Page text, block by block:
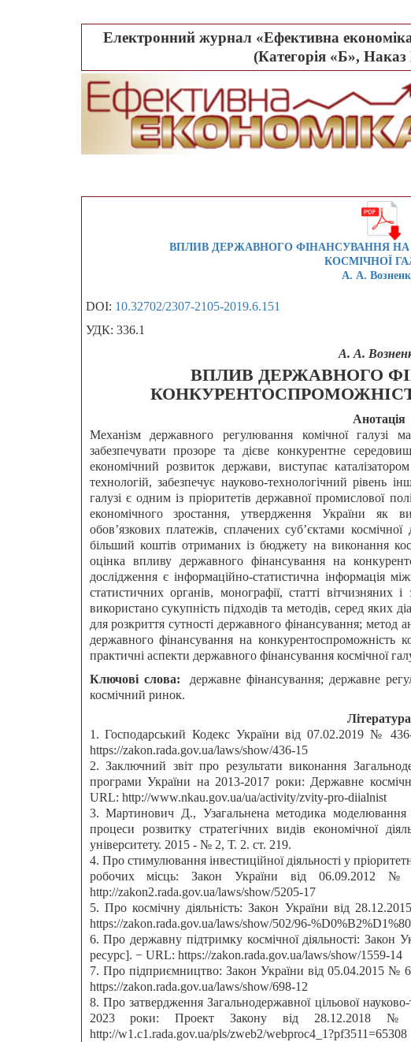
Електронний журнал «Ефективна
(Категорія «Б», Наказ
ВПЛИВ ДЕРЖАВНОГО ФІНАНСУВАННЯ
КОСМІЧНОЇ
А. А.
DOI: 10.32702/2307-2105-2019.6.151
УДК: 336.1
А. А.
ВПЛИВ ДЕРЖАВНОГО
Анотація
Механізм державного регулювання комічної галузі
забезпечувати прозоре та дієве конкурентне
економічний розвиток держави, виступає
технологій, забезпечує науково-технологічний рівень
галузі є одним із пріоритетів державної промислової
економічного зростання, утвердження України як
обов’язкових платежів, сплачених суб’єктами
більший коштів отриманих із бюджету на виконання
оцінка впливу державного фінансування на
дослідження є інформаційно-статистична інформація
статистичних органів, монографії, статті
використано сукупність підходів та методів, серед яких
для розкриття сутності державного фінансування; метод
державного фінансування на конкурентоспроможність
практичні аспекти державного фінансування космічної
Ключові слова:
державне фінансування; державне
космічний ринок.
Література
1. Господарський Кодекс України від 07.02.2019 №
https://zakon.rada.gov.ua/laws/show/436-15
2. Заключний звіт про результати виконання
програми України на 2013-2017 роки: Державне
URL: http://www.nkau.gov.ua/ua/activity/zvity-pro-diialnist
3. Мартинович Д., Узагальнена методика моделювання
процеси розвитку стратегічних видів економічної
університету. 2015 - № 2, Т. 2. ст. 219.
4. Про стимулювання інвестиційної діяльності у
робочих місць: Закон України від 06.09.2012
http://zakon2.rada.gov.ua/laws/show/5205-17
5. Про космічну діяльність: Закон України від
https://zakon.rada.gov.ua/laws/show/502/96-%D0%B2%D1%80
6. Про державну підтримку космічної діяльності:
ресурс]. − URL: https://zakon.rada.gov.ua/laws/show/1559-14
7. Про підприємництво: Закон України від 05.04.2015
https://zakon.rada.gov.ua/laws/show/698-12
8. Про затвердження Загальнодержавної цільової
2023 роки: Проект Закону від 28.12.2018
http://w1.c1.rada.gov.ua/pls/zweb2/webproc4_1?pf3511=65308